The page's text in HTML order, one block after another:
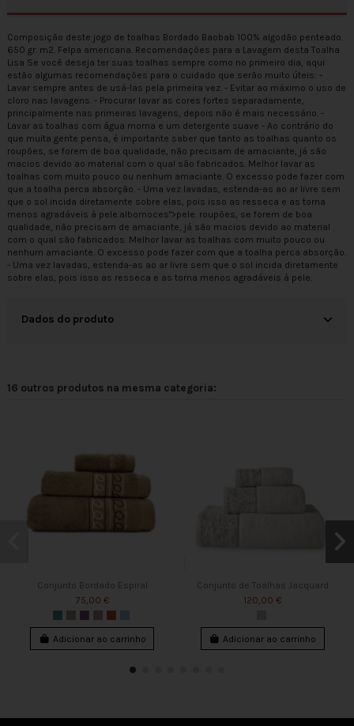
Composição deste jogo de toalhas Bordado Baobab 100% algodão penteado.
650 gr. m2. Felpa americana. Recomendações para a Lavagem desta Toalha
Lisa Se você deseja ter suas toalhas sempre como no primeiro dia, aqui
estão algumas recomendações para o cuidado que serão muito úteis: -
Lavar sempre antes de usá-las pela primeira vez. - Evitar ao máximo o uso de
cloro nas lavagens. - Procurar lavar as cores fortes separadamente,
principalmente nas primeiras lavagens, depois não é mais necessário. -
Lavar as toalhas com água morna e um detergente suave - Ao contrário do
que muita gente pensa, é importante saber que tanto as toalhas quanto os
roupões, se forem de boa qualidade, não precisam de amaciante, já são
macios devido ao material com o qual são fabricados. Melhor lavar as
toalhas com muito pouco ou nenhum amaciante. O excesso pode fazer com
que a toalha perca absorção. - Uma vez lavadas, estenda-as ao ar livre sem
que o sol incida diretamente sobre elas, pois isso as resseca e as torna
menos agradáveis à pele.albornoces">pele. roupões, se forem de boa
qualidade, não precisam de amaciante, já são macios devido ao material
com o qual são fabricados. Melhor lavar as toalhas com muito pouco ou
nenhum amaciante. O excesso pode fazer com que a toalha perca absorção.
- Uma vez lavadas, estenda-as ao ar livre sem que o sol incida diretamente
sobre elas, pois isso as resseca e as torna menos agradáveis à pele.
Dados do produto
16 outros produtos na mesma categoria:
Conjunto Bordado Espiral
75,00 €
Adicionar ao carrinho
Conjunto de Toalhas Jacquard
120,00 €
Adicionar ao carrinho